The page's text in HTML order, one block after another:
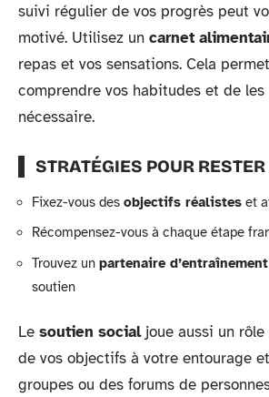
suivi régulier de vos progrès peut
motivé. Utilisez un carnet
repas et vos sensations. Cela
comprendre vos habitudes et de les
nécessaire.
STRATÉGIES POUR
Fixez-vous des objectifs réalistes et
Récompensez-vous à chaque étape
Trouvez un partenaire d’entraînement
soutien
Le soutien socialjoue aussi un rôle
de vos objectifs à votre entourage
groupes ou des forums de